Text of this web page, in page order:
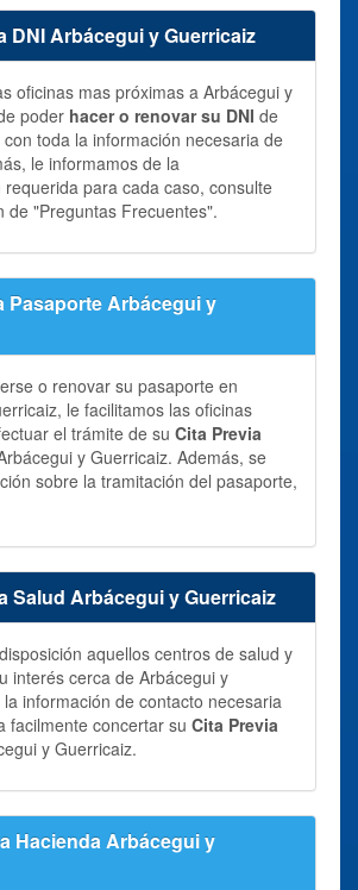
DNI Arbácegui y Guerricaiz
oficinas mas próximas a Arbácegui y
poder hacer o renovar su DNI de
toda la información necesaria de
le informamos de la
para cada caso, consulte
de "Preguntas Frecuentes".
Pasaporte Arbácegui y
o renovar su pasaporte en
le facilitamos las oficinas
el trámite de su Cita Previa
y Guerricaiz. Además, se
sobre la tramitación del pasaporte,
Salud Arbácegui y Guerricaiz
aquellos centros de salud y
interés cerca de Arbácegui y
información de contacto necesaria
facilmente concertar su Cita Previa
y Guerricaiz.
Hacienda Arbácegui y